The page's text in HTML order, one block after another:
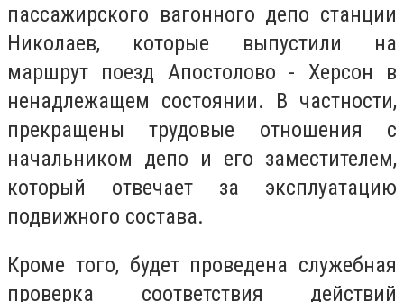
пассажирского вагонного депо станции
Николаев, которые выпустили на
маршрут поезд Апостолово - Херсон в
ненадлежащем состоянии. В частности,
прекращены трудовые отношения с
начальником депо и его заместителем,
который отвечает за эксплуатацию
подвижного состава.
Кроме того, будет проведена служебная
проверка соответствия действий